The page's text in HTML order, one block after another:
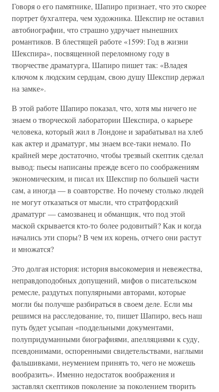
Говоря о его памятнике, Шапиро признает, что это скорее
портрет бухгалтера, чем художника. Шекспир не оставил
автобиографии, что страшно удручает нынешних
романтиков. В блестящей работе «1599: Год в жизни
Шекспира», посвященной переломному году в
творчестве драматурга, Шапиро пишет так: «Владея
ключом к людским сердцам, свою душу Шекспир держал
на замке».
В этой работе Шапиро показал, что, хотя мы ничего не
знаем о творческой лаборатории Шекспира, о карьере
человека, который жил в Лондоне и зарабатывал на хлеб
как актер и драматург, мы знаем все-таки немало. По
крайней мере достаточно, чтобы трезвый скептик сделал
вывод: пьесы написаны прежде всего по соображениям
экономическим, и писал их Шекспир по большей части
сам, а иногда — в соавторстве. Но почему столько людей
не могут отказаться от мысли, что стратфордский
драматург — самозванец и обманщик, что под этой
маской скрывается кто-то более родовитый? Как и когда
начались эти споры? В чем их корень, отчего они растут
и множатся?
Это долгая история: история высокомерия и невежества,
неправдоподобных допущений, мифов о писательском
ремесле, раздутых популярными авторами, которые
могли бы получше разбираться в своем деле. Если мы
решимся на расследование, то, пишет Шапиро, весь наш
путь будет усыпан «поддельными документами,
полупридуманными биографиями, апелляциями к суду,
псевдонимами, оспоренными свидетельствами, наглыми
фальшивками, неумением принять то, чего не можешь
вообразить». Именно недостаток воображения и
заставлял скептиков поколение за поколением творить